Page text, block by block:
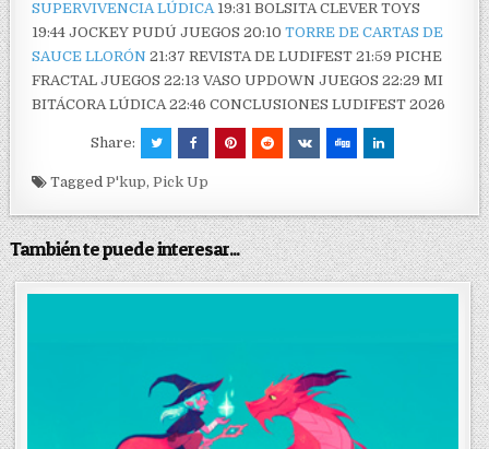
SUPERVIVENCIA LÚDICA19:31 BOLSITA CLEVER TOYS
19:44 JOCKEY PUDÚ JUEGOS 20:10TORRE DE CARTAS DE
SAUCE LLORÓN 21:37 REVISTA DE LUDIFEST 21:59 PICHE
FRACTAL JUEGOS 22:13 VASO UPDOWN JUEGOS 22:29 MI
BITÁCORA LÚDICA 22:46 CONCLUSIONES LUDIFEST 2026
Share:
TaggedP'kup,Pick Up
También te puede interesar...